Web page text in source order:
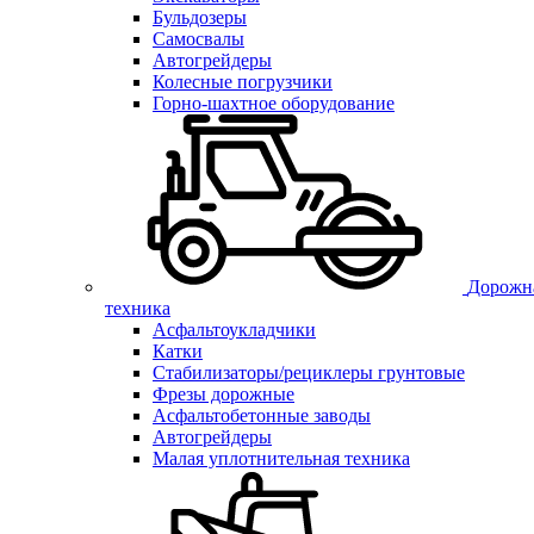
Бульдозеры
Самосвалы
Автогрейдеры
Колесные погрузчики
Горно-шахтное оборудование
техника
Асфальтоукладчики
Катки
Стабилизаторы/рециклеры грунтовые
Фрезы дорожные
Асфальтобетонные заводы
Автогрейдеры
Малая уплотнительная техника